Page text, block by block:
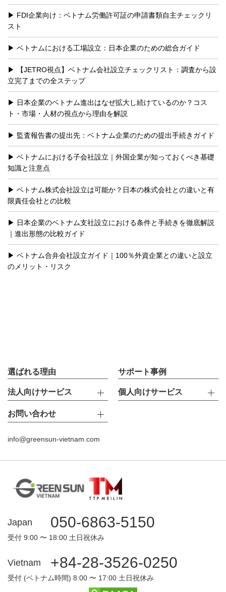
FDI企業向け：ベトナム労働許可証の申請書類自主チェックリ
スト
ベトナムにおける工場設立：日本企業のための総合ガイド
【JETRO視点】ベトナム会社設立チェックリスト：調査から設
立完了までの全ステップ
日本企業のベトナム進出はなぜ拡大し続けているのか？コス
ト・市場・人材の視点から理由を解説
監査報告書の提出先：ベトナム企業のための提出手続きガイド
ベトナムにおける子会社設立｜外国企業が知っておくべき基礎
知識と注意点
ベトナム株式会社設立は可能か？日本の株式会社との違いと有
限責任会社との比較
日本企業のベトナム支社設立における条件と手続きを徹底解説
｜進出形態の比較ガイド
ベトナム合弁会社設立ガイド｜100％外資企業との違いと設立
のメリット・リスク
選ばれる理由 サポート事例
法人向けサービス 個人向けサービス
お問い合わせ
info@greensun-vietnam.com
Japan 050-6863-5150
受付 9:00 〜 18:00 土日祝休み
Vietnam +84-28-3526-0250
受付 (ベトナム時間) 8:00 〜 17:00 土日祝休み